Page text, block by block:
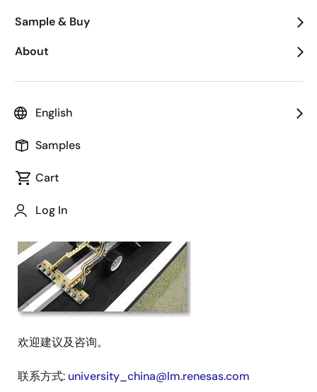
Sample & Buy
About
English
Samples
Cart
Log In
大会」中获胜的优秀者，将能获得教育部认定的IT&AT技
伍提供技术支持。
这种集趣味性和技术性于一身的大赛必将吸引越来越多
欢迎建议及咨询。
联系方式: university_china@lm.renesas.com